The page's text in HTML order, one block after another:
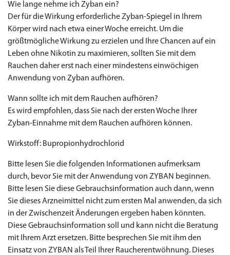
Wie lange nehme ich Zyban ein?
Der für die Wirkung erforderliche Zyban-Spiegel in Ihrem
Körper wird nach etwa einer Woche erreicht. Um die
größtmögliche Wirkung zu erzielen und Ihre Chancen auf ein
Leben ohne Nikotin zu maximieren, sollten Sie mit dem
Rauchen daher erst nach einer mindestens einwöchigen
Anwendung von Zyban aufhören.
Wann sollte ich mit dem Rauchen aufhören?
Es wird empfohlen, dass Sie nach der ersten Woche Ihrer
Zyban-Einnahme mit dem Rauchen aufhören können.
Wirkstoff: Bupropionhydrochlorid
Bitte lesen Sie die folgenden Informationen aufmerksam
durch, bevor Sie mit der Anwendung von ZYBAN beginnen.
Bitte lesen Sie diese Gebrauchsinformation auch dann, wenn
Sie dieses Arzneimittel nicht zum ersten Mal anwenden, da sich
in der Zwischenzeit Änderungen ergeben haben könnten.
Diese Gebrauchsinformation soll und kann nicht die Beratung
mit Ihrem Arzt ersetzen. Bitte besprechen Sie mit ihm den
Einsatz von ZYBAN als Teil Ihrer Raucherentwöhnung. Dieses